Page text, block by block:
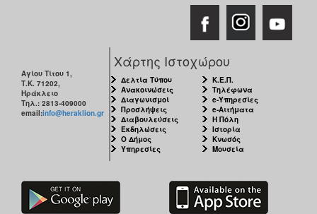
Αγίου Τίτου 1,
Τ.Κ. 71202,
Ηράκλειο
Τηλ.: 2813-409000
email:info@heraklion.gr
Χάρτης Ιστοχώρου
Δελτία Τύπου
Ανακοινώσεις
Διαγωνισμοί
Προσλήψεις
Διαβουλεύσεις
Εκδηλώσεις
Ο Δήμος
Υπηρεσίες
Κ.Ε.Π.
Τηλέφωνα
e-Υπηρεσίες
e-Αιτήματα
Η Πόλη
Ιστορία
Κνωσός
Μουσεία